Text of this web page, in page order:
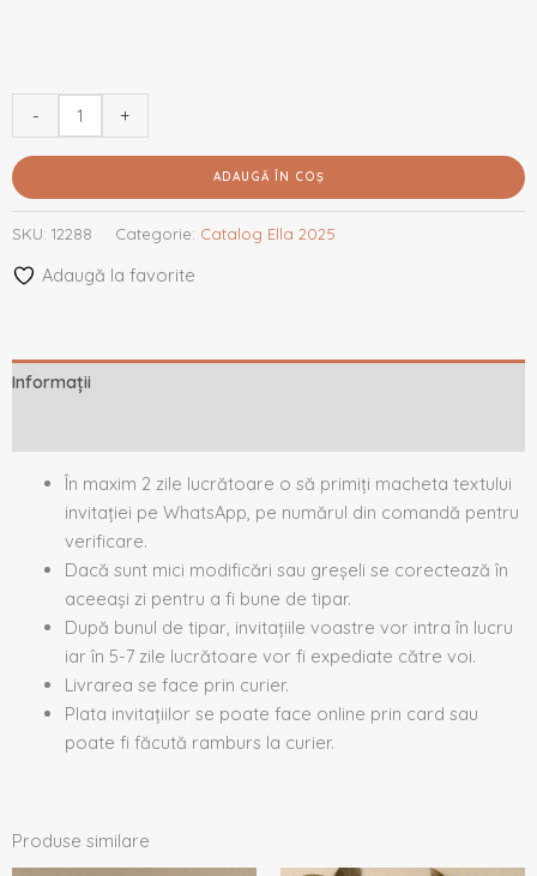
- +
ADAUGĂ ÎN COȘ
SKU: 12288 Categorie: Catalog Ella 2025
Adaugă la favorite
Informații
În maxim 2 zile lucrătoare o să primiți macheta textului
invitației pe WhatsApp, pe numărul din comandă pentru
verificare.
Dacă sunt mici modificări sau greșeli se corectează în
aceeași zi pentru a fi bune de tipar.
După bunul de tipar, invitațiile voastre vor intra în lucru
iar în 5-7 zile lucrătoare vor fi expediate către voi.
Livrarea se face prin curier.
Plata invitațiilor se poate face online prin card sau
poate fi făcută ramburs la curier.
Produse similare